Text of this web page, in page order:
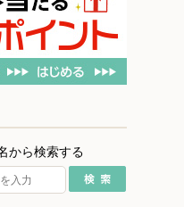
から検索する